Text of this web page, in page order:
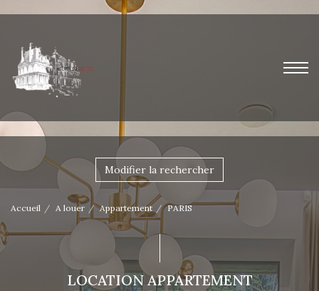
Modifier la rechercher
Accueil A louer Appartement PARIS
LOCATION APPARTEMENT